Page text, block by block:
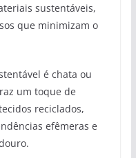
sustentáveis,
que minimizam o
é chata ou
um toque de
reciclados,
efêmeras e